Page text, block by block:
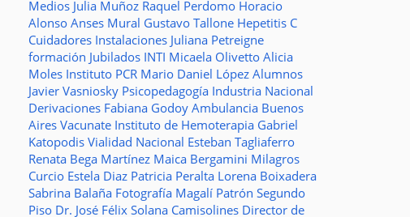
Medios Julia Muñoz Raquel Perdomo Horacio
Alonso Anses Mural Gustavo Tallone Hepetitis C
Cuidadores Instalaciones Juliana Petreigne
formación Jubilados INTI Micaela Olivetto Alicia
Moles Instituto PCR Mario Daniel López Alumnos
Javier Vasniosky Psicopedagogía Industria Nacional
Derivaciones Fabiana Godoy Ambulancia Buenos
Aires Vacunate Instituto de Hemoterapia Gabriel
Katopodis Vialidad Nacional Esteban Tagliaferro
Renata Bega Martínez Maica Bergamini Milagros
Curcio Estela Diaz Patricia Peralta Lorena Boixadera
Sabrina Balaña Fotografía Magalí Patrón Segundo
Piso Dr. José Félix Solana Camisolines Director de